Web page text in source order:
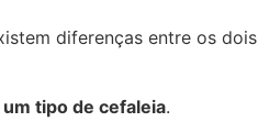
diferenças entre os dois
tipo de cefaleia.